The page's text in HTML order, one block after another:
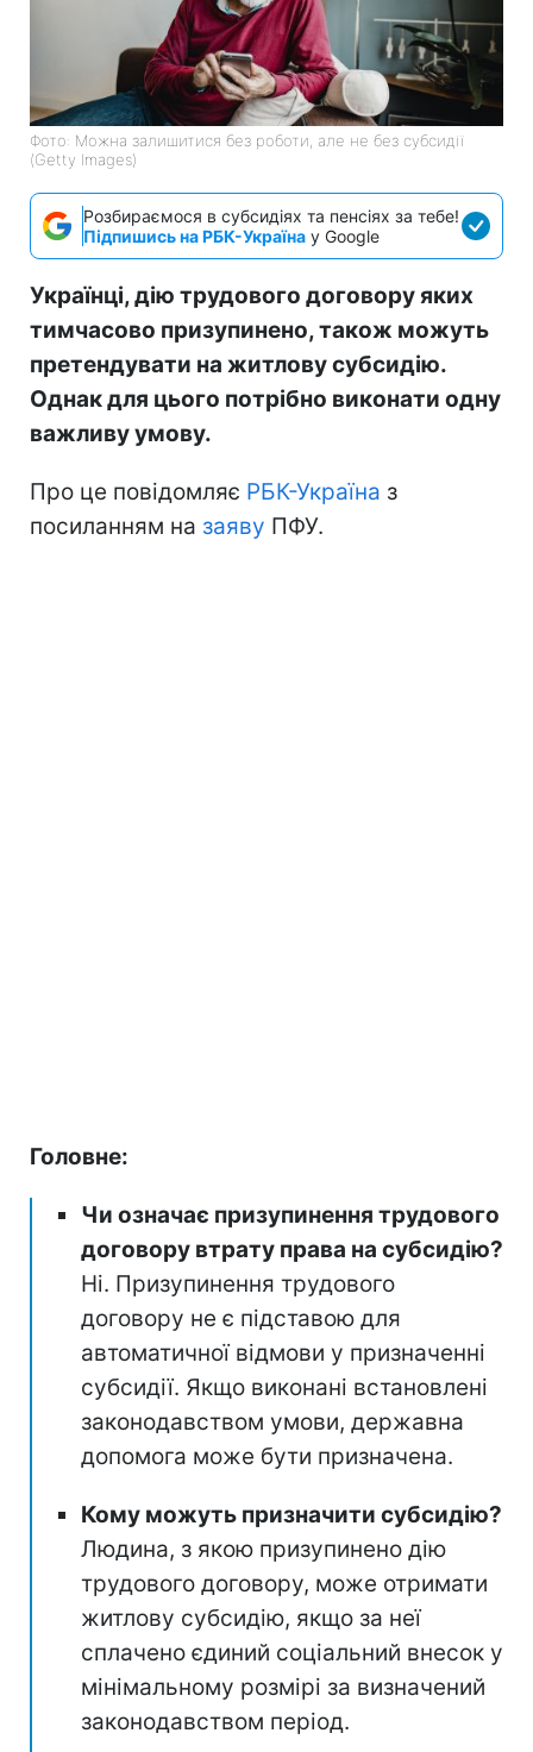
Фото: Можна залишитися без роботи, але не без субсидії
(Getty Images)
Розбираємося в субсидіях та пенсіях за тебе!
Підпишись на РБК-Україна у Google
Українці, дію трудового договору яких
тимчасово призупинено, також можуть
претендувати на житлову субсидію.
Однак для цього потрібно виконати одну
важливу умову.
Про це повідомляє РБК-Україна з
посиланням на заяву ПФУ.
Головне:
Чи означає призупинення трудового
договору втрату права на субсидію?
Ні. Призупинення трудового
договору не є підставою для
автоматичної відмови у призначенні
субсидії. Якщо виконані встановлені
законодавством умови, державна
допомога може бути призначена.
Кому можуть призначити субсидію?
Людина, з якою призупинено дію
трудового договору, може отримати
житлову субсидію, якщо за неї
сплачено єдиний соціальний внесок у
мінімальному розмірі за визначений
законодавством період.